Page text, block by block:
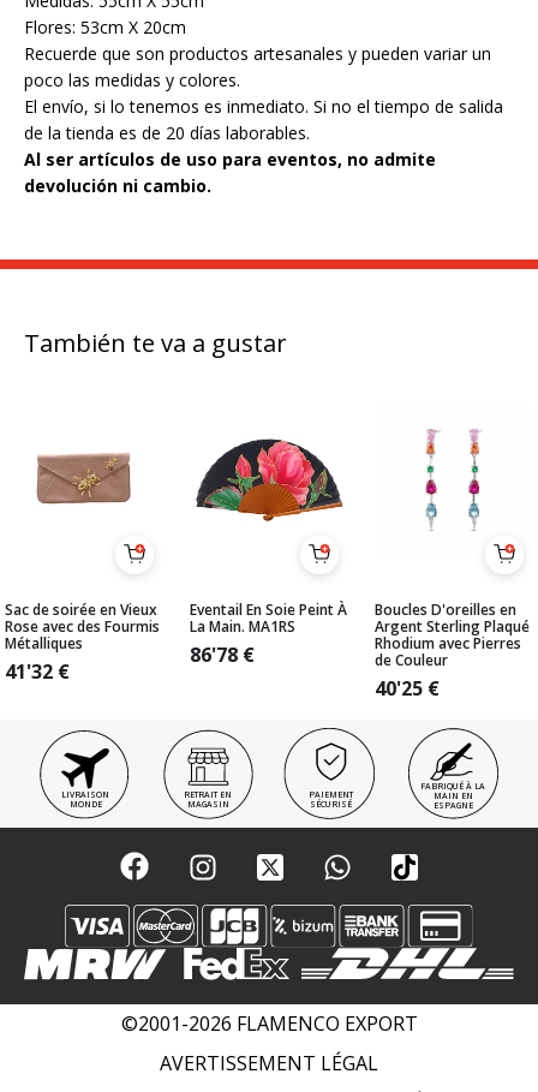
Flores: 53cm X 20cm
Recuerde que son productos artesanales y pueden variar un
poco las medidas y colores.
El envío, si lo tenemos es inmediato. Si no el tiempo de salida
de la tienda es de 20 días laborables.
Al ser artículos de uso para eventos, no admite
devolución ni cambio.
También te va a gustar
Sac de soirée en Vieux
Rose avec des Fourmis
Métalliques
41'32 €
Eventail En Soie Peint À
La Main. MA1RS
86'78 €
Boucles D'oreilles en
Argent Sterling Plaqué
Rhodium avec Pierres
de Couleur
40'25 €
LIVRAISON
MONDE
RETRAIT EN
MAGASIN
PAIEMENT
SÉCURISÉ
FABRIQUÉ À LA
MAIN EN
ESPAGNE
©2001-2026 FLAMENCO EXPORT
AVERTISSEMENT LÉGAL